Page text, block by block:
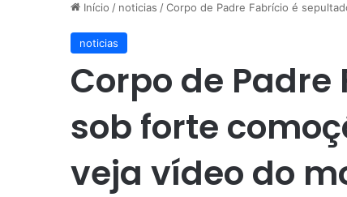
Início / noticias /Corpo de Padre Fabrício é
noticias
Corpo de
sob forte
veja vídeo do